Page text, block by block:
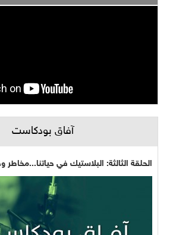
آفاق بودكاست
الحلقة الثالثة: البلاستيك في حياتنا...مخاطر